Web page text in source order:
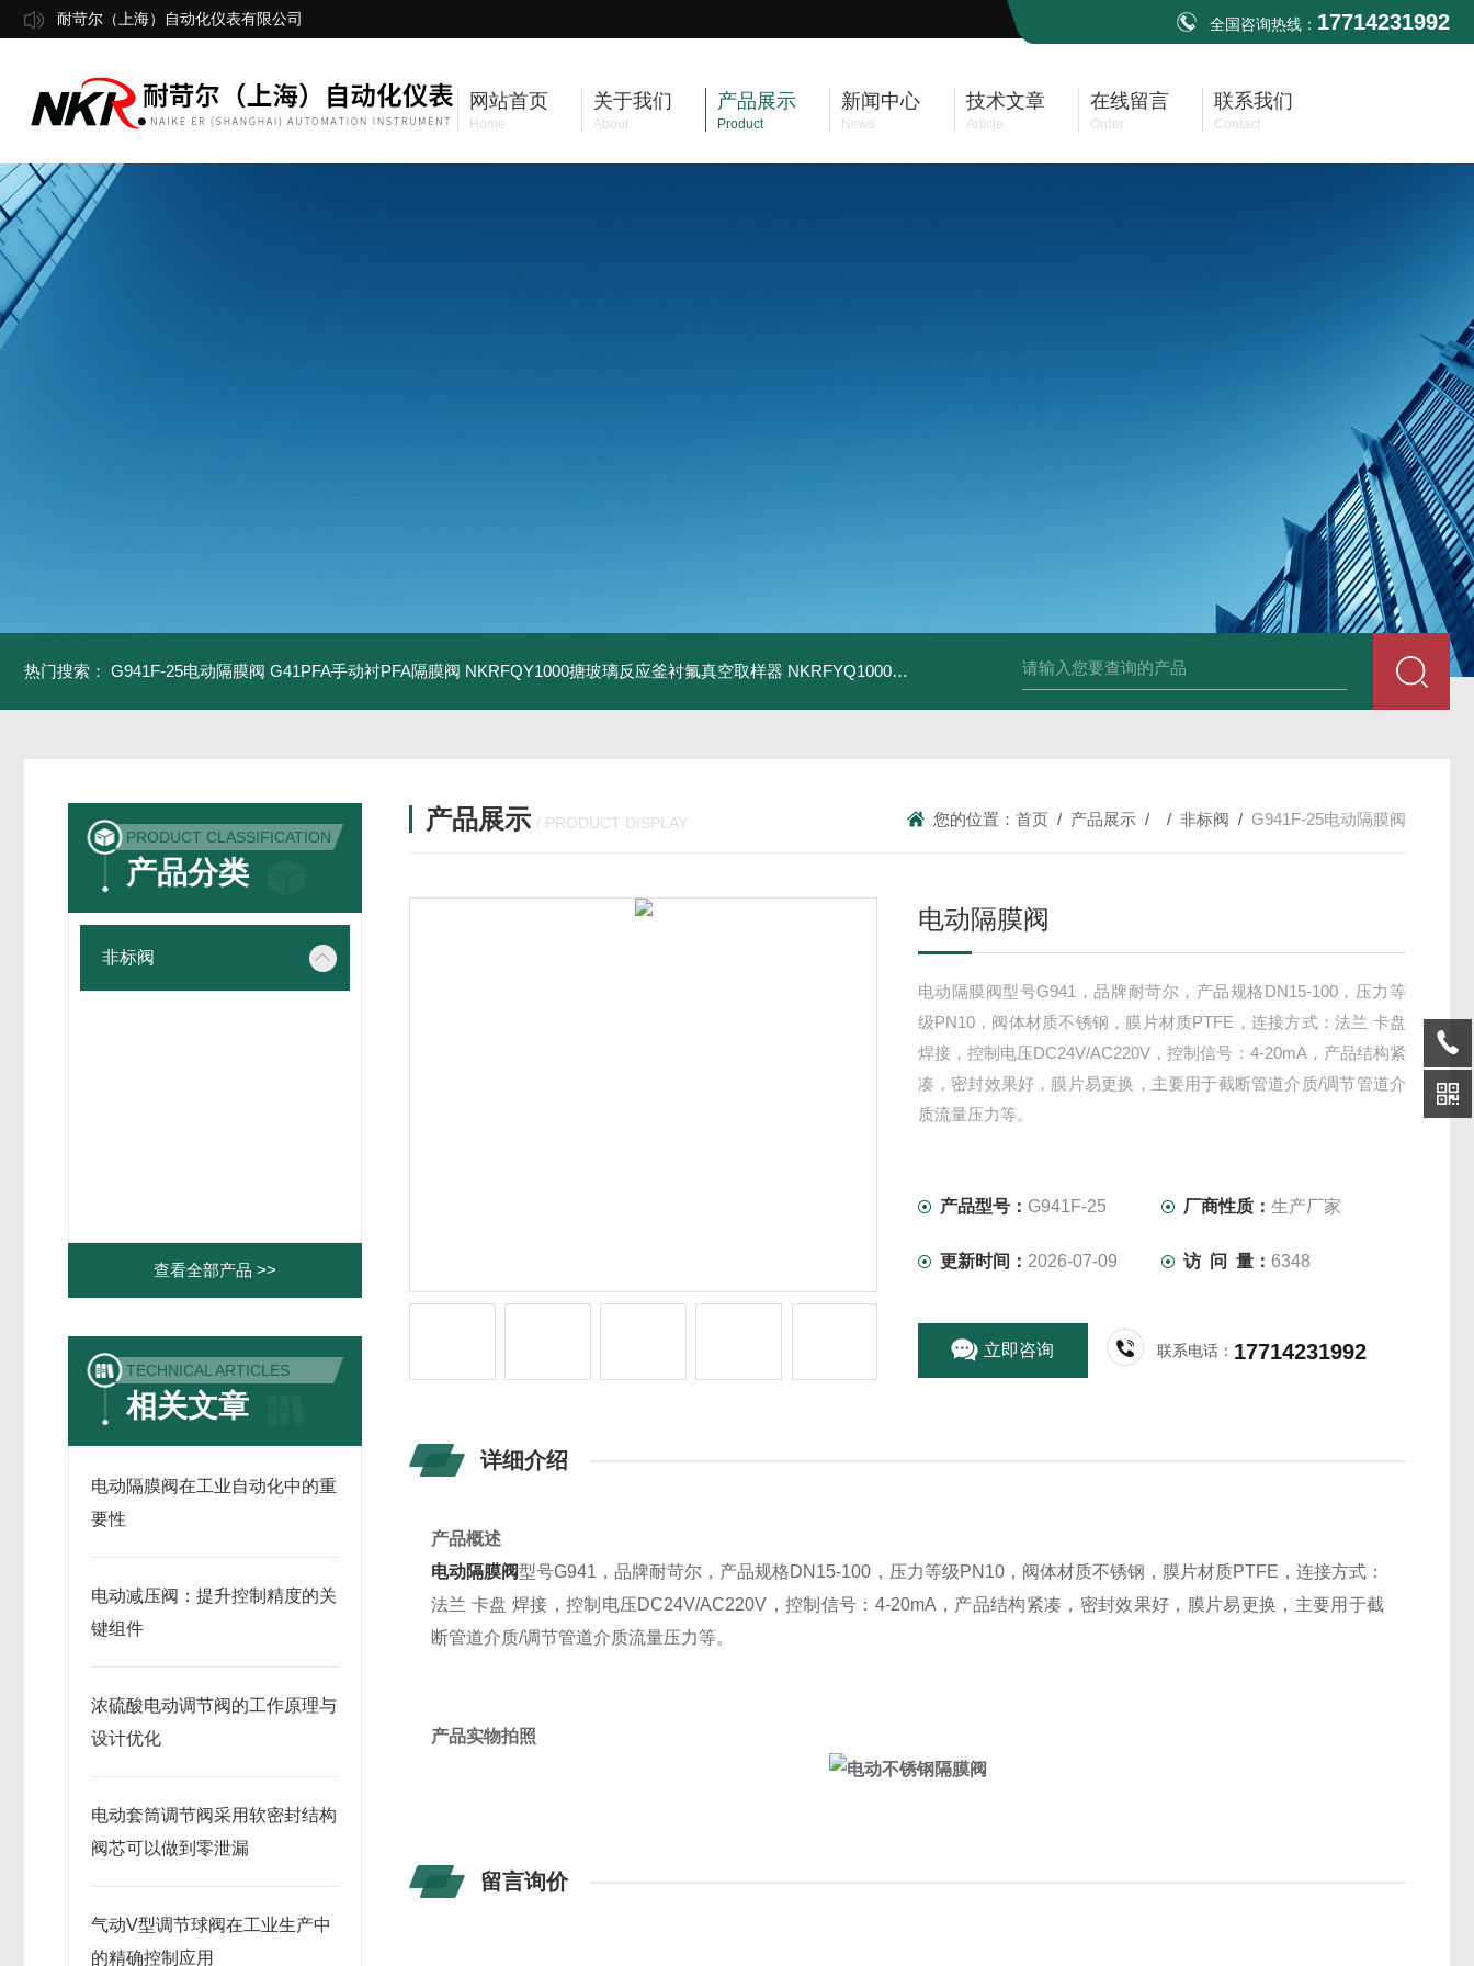
耐苛尔（上海）自动化仪表有限公司 全国咨询热线： 17714231992
网站首页
Home
关于我们
About
产品展示
Product
新闻中心
News
技术文章
Article
在线留言
Order
联系我们
Contact
热门搜索： G941F-25电动隔膜阀 G41PFA手动衬PFA隔膜阀 NKRFQY1000搪玻璃反应釜衬氟真空取样器 NKRFYQ1000电动密闭取样装置 NKRQ61FSW三片式全通径手动球阀 NKRQ71FPN16对夹式
PRODUCT CLASSIFICATION
产品分类
非标阀
查看全部产品 >>
TECHNICAL ARTICLES
相关文章
电动隔膜阀在工业自动化中的重
要性
电动减压阀：提升控制精度的关
键组件
浓硫酸电动调节阀的工作原理与
设计优化
电动套筒调节阀采用软密封结构
阀芯可以做到零泄漏
气动V型调节球阀在工业生产中
的精确控制应用
产品展示 / PRODUCT DISPLAY 您的位置： 首页 / 产品展示 / / 非标阀 / G941F-25电动隔膜阀
电动隔膜阀
电动隔膜阀型号G941，品牌耐苛尔，产品规格DN15-100，压力等
级PN10，阀体材质不锈钢，膜片材质PTFE，连接方式：法兰 卡盘
焊接，控制电压DC24V/AC220V，控制信号：4-20mA，产品结构紧
凑，密封效果好，膜片易更换，主要用于截断管道介质/调节管道介
质流量压力等。
产品型号： G941F-25 厂商性质：生产厂家
更新时间： 2026-07-09 访 问 量： 6348
立即咨询 联系电话： 17714231992
详细介绍
产品概述
电动隔膜阀型号G941，品牌耐苛尔，产品规格DN15-100，压力等级PN10，阀体材质不锈钢，膜片材质PTFE，连接方式：
法兰 卡盘 焊接，控制电压DC24V/AC220V，控制信号：4-20mA，产品结构紧凑，密封效果好，膜片易更换，主要用于截
断管道介质/调节管道介质流量压力等。
产品实物拍照
留言询价